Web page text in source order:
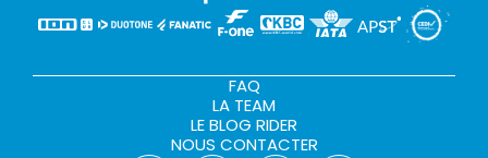
FAQ
LA TEAM
LE BLOG RIDER
NOUS CONTACTER